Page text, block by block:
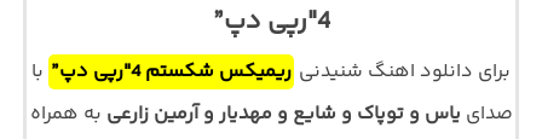
4″رپی دپ”
برای دانلود اهنگ شنیدنی ریمیکس شکستم 4″رپی دپ”
با
صدای یاس و توپاک و شایع و مهدیار و آرمین زارعی به همراه